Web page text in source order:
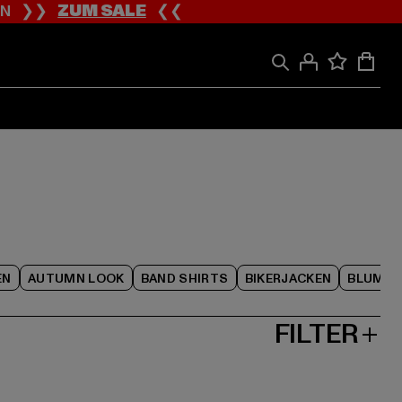
❯❯ZUM SALE❮❮
AUTUMN LOOK BAND SHIRTS BIKERJACKEN
FILTER